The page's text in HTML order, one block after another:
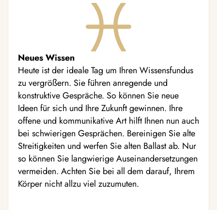
Neues Wissen
Heute ist der ideale Tag um Ihren Wissensfundus
zu vergrößern. Sie führen anregende und
konstruktive Gespräche. So können Sie neue
Ideen für sich und Ihre Zukunft gewinnen. Ihre
offene und kommunikative Art hilft Ihnen nun auch
bei schwierigen Gesprächen. Bereinigen Sie alte
Streitigkeiten und werfen Sie alten Ballast ab. Nur
so können Sie langwierige Auseinandersetzungen
vermeiden. Achten Sie bei all dem darauf, Ihrem
Körper nicht allzu viel zuzumuten.